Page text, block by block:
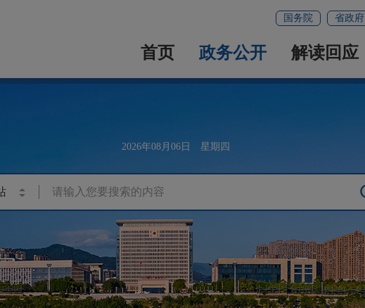
国务院 省政府
首页 政务公开 解读回应
2026年08月06日 星期四